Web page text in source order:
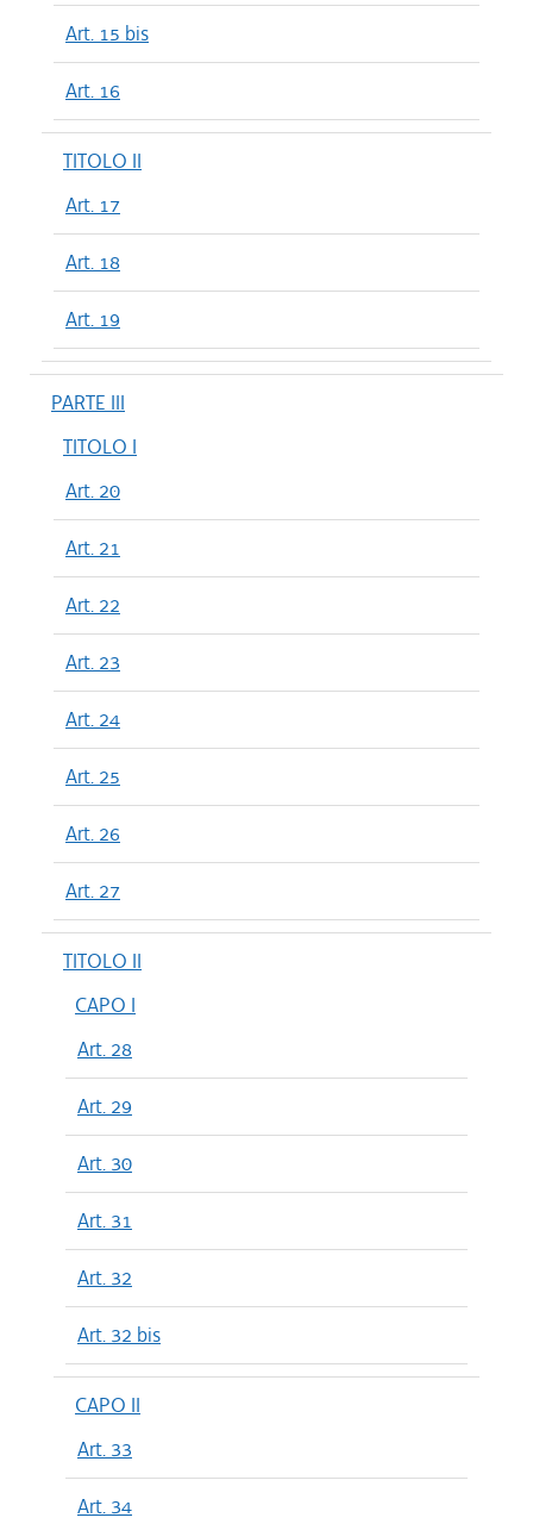
Art. 15 bis
Art. 16
TITOLO II
Art. 17
Art. 18
Art. 19
PARTE III
TITOLO I
Art. 20
Art. 21
Art. 22
Art. 23
Art. 24
Art. 25
Art. 26
Art. 27
TITOLO II
CAPO I
Art. 28
Art. 29
Art. 30
Art. 31
Art. 32
Art. 32 bis
CAPO II
Art. 33
Art. 34